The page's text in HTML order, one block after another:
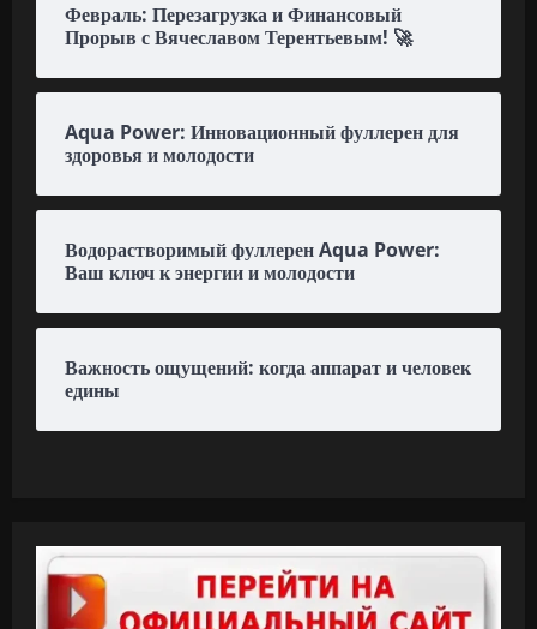
Февраль: Перезагрузка и Финансовый
Прорыв с Вячеславом Терентьевым! 🚀
Aqua Power: Инновационный фуллерен для
здоровья и молодости
Водорастворимый фуллерен Aqua Power:
Ваш ключ к энергии и молодости
Важность ощущений: когда аппарат и человек
едины